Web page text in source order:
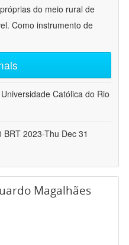
do meio rural de
Como instrumento de
Católica do Rio
2023-Thu Dec 31
Magalhães